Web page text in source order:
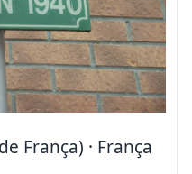
França) · França